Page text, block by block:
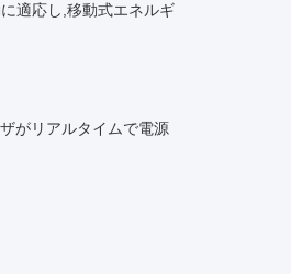
適応し,移動式エネルギ
がリアルタイムで電源